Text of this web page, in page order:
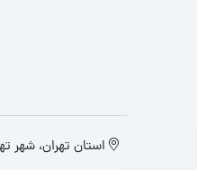
استان تهران، شهر